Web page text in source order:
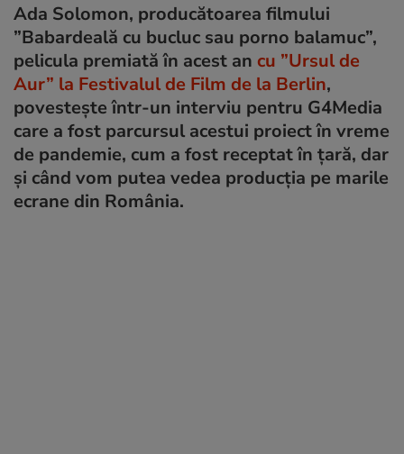
Ada Solomon, producătoarea filmului
”Babardeală cu bucluc sau porno balamuc”,
pelicula premiată în acest an cu ”Ursul de
Aur” la Festivalul de Film de la Berlin,
povestește într-un interviu pentru G4Media
care a fost parcursul acestui proiect în vreme
de pandemie, cum a fost receptat în țară, dar
și când vom putea vedea producția pe marile
ecrane din România.